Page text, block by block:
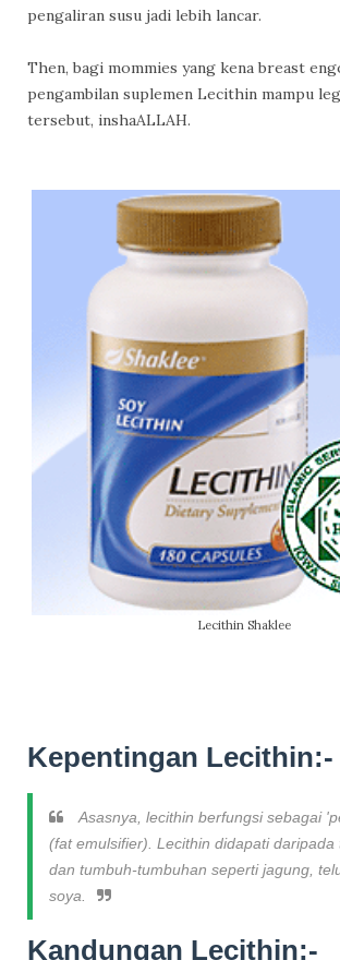
pengaliran susu jadi lebih lancar.
Then, bagi mommies yang kena breast
pengambilan suplemen Lecithin mampu
tersebut, inshaALLAH.
Lecithin Shaklee
Kepentingan Lecithin:-
Asasnya, lecithin berfungsi sebagai
(fat emulsifier). Lecithin didapati daripada
dan tumbuh-tumbuhan seperti jagung,
soya.
Kandungan Lecithin:-